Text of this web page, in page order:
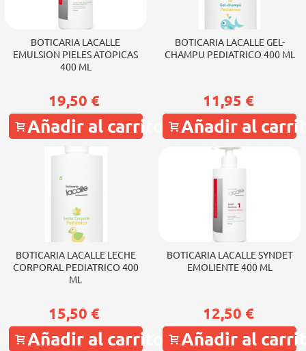
BOTICARIA LACALLE
EMULSION PIELES ATOPICAS
400 ML
19,50 €
Añadir al carrito
BOTICARIA LACALLE GEL-
CHAMPU PEDIATRICO 400 ML
11,95 €
Añadir al
BOTICARIA LACALLE LECHE
CORPORAL PEDIATRICO 400
ML
15,50 €
Añadir al carrito
BOTICARIA LACALLE SYNDET
EMOLIENTE 400 ML
12,50 €
Añadir al